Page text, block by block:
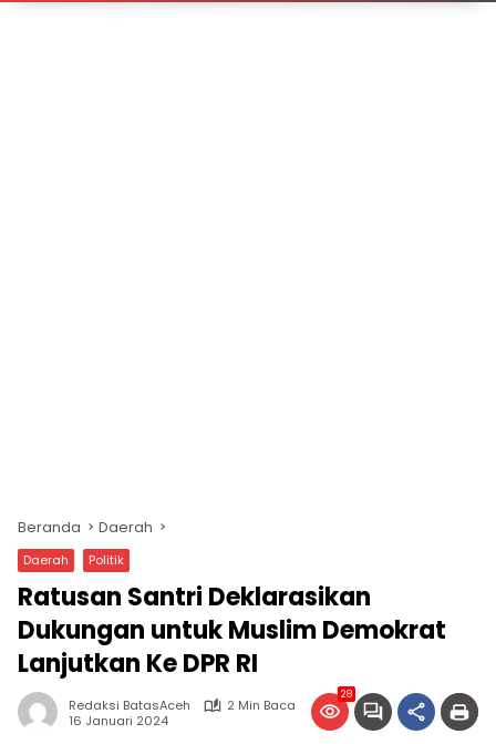
Beranda Daerah
Daerah Politik
Ratusan Santri Deklarasikan
Dukungan untuk Muslim Demokrat
Lanjutkan Ke DPR RI
Redaksi BatasAceh
2 Min Baca
16 Januari 2024
28